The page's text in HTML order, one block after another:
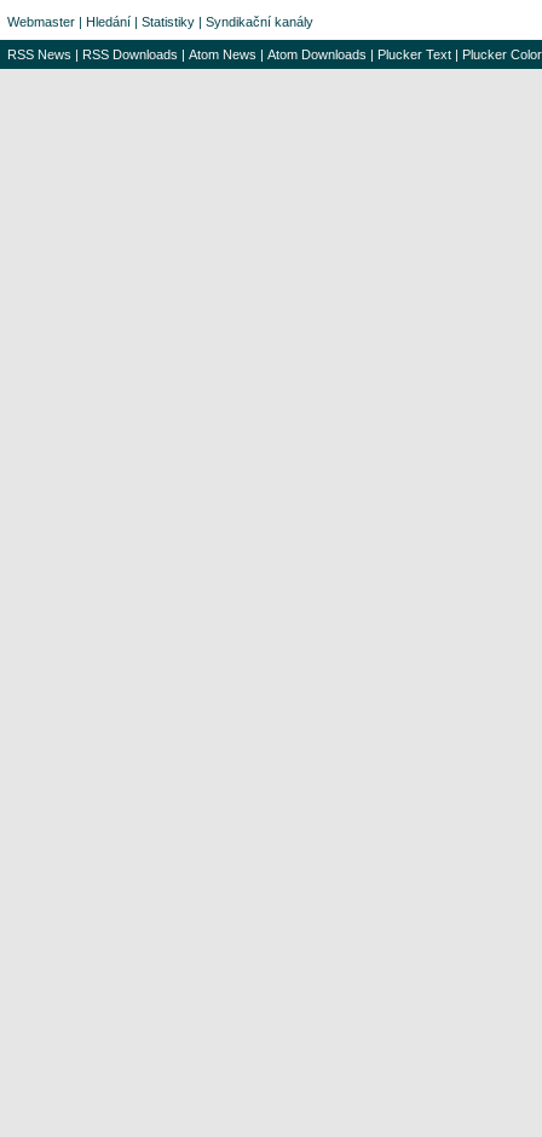
Webmaster | Hledání | Statistiky | Syndikační kanály
RSS News | RSS Downloads | Atom News | Atom Downloads | Plucker Text | Plucker Color